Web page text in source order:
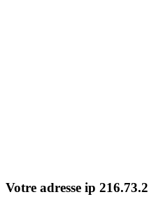
Votre adresse ip